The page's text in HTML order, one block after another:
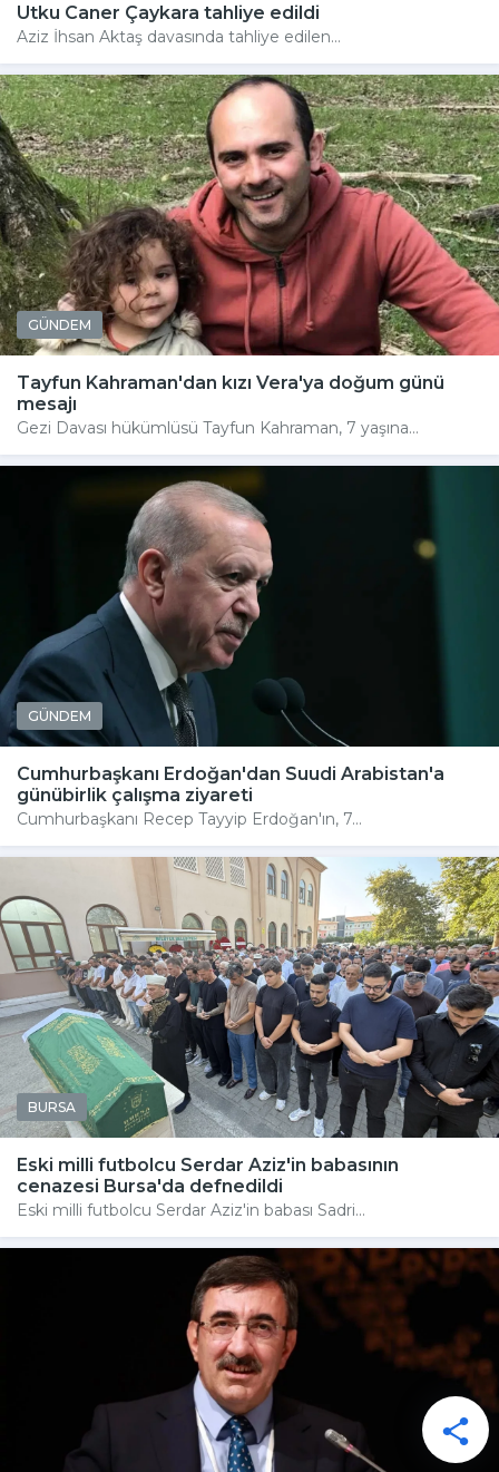
Utku Caner Çaykara tahliye edildi
Aziz İhsan Aktaş davasında tahliye edilen...
GÜNDEM
Tayfun Kahraman'dan kızı Vera'ya doğum günü
mesajı
Gezi Davası hükümlüsü Tayfun Kahraman, 7 yaşına...
GÜNDEM
Cumhurbaşkanı Erdoğan'dan Suudi Arabistan'a
günübirlik çalışma ziyareti
Cumhurbaşkanı Recep Tayyip Erdoğan'ın, 7...
BURSA
Eski milli futbolcu Serdar Aziz'in babasının
cenazesi Bursa'da defnedildi
Eski milli futbolcu Serdar Aziz'in babası Sadri...